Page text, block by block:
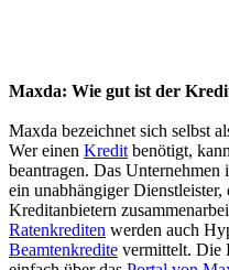
Maxda: Wie gut ist der
Maxda bezeichnet sich selbst
Wer einen Kredit benötigt,
beantragen. Das Unternehmen
ein unabhängiger
Kreditanbietern
Ratenkrediten werden auch
Beamtenkredite vermittelt. Die